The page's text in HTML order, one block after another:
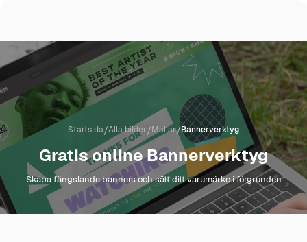
Startsida/Alla bilder/Mallar/Bannerverktyg
Gratis online Bannerverktyg
Skapa fängslande banners och sätt ditt varumärke i förgrunden